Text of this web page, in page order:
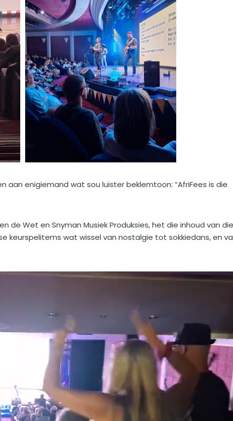
aan enigiemand wat sou luister beklemtoon: “AfriFees is die
de Wet en Snyman Musiek Produksies, het die inhoud van die
keurspelitems wat wissel van nostalgie tot sokkiedans, en